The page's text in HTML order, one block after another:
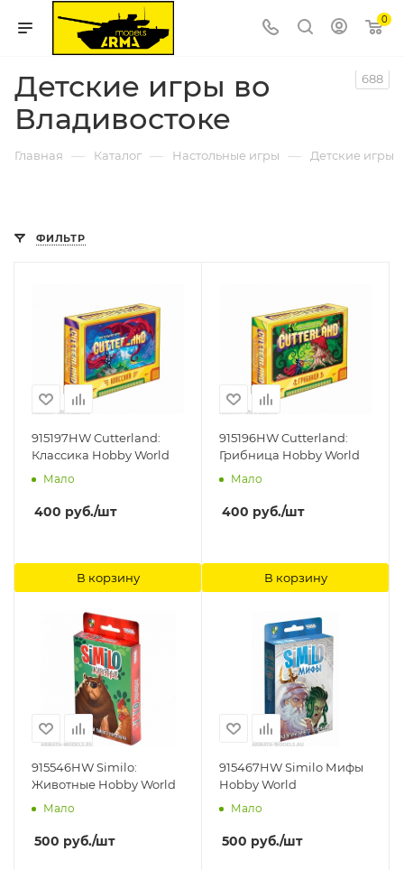
0
Детские игры во
Владивостоке
688
Главная — Каталог — Настольные игры — Детские игры
ФИЛЬТР
915197HW Cutterland:
Классика Hobby World
Мало
400 руб./шт
В корзину
915196HW Cutterland:
Грибница Hobby World
Мало
400 руб./шт
В корзину
915546HW Similo:
Животные Hobby World
Мало
500 руб./шт
915467HW Similo Мифы
Hobby World
Мало
500 руб./шт